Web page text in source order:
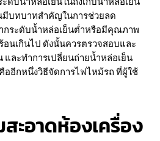
มีบทบาทสำคัญในการช่วยลด
กระดับน้ำหล่อเย็นต่ำหรือมีคุณภาพ
อนเกินไป ดังนั้นควรตรวจสอบและ
และทำการเปลี่ยนถ่ายน้ำหล่อเย็น
ออีกหนึ่งวิธีจัดการไฟไหม้รถ ที่ผู้ใช้
ะอาดห้องเครื่อง